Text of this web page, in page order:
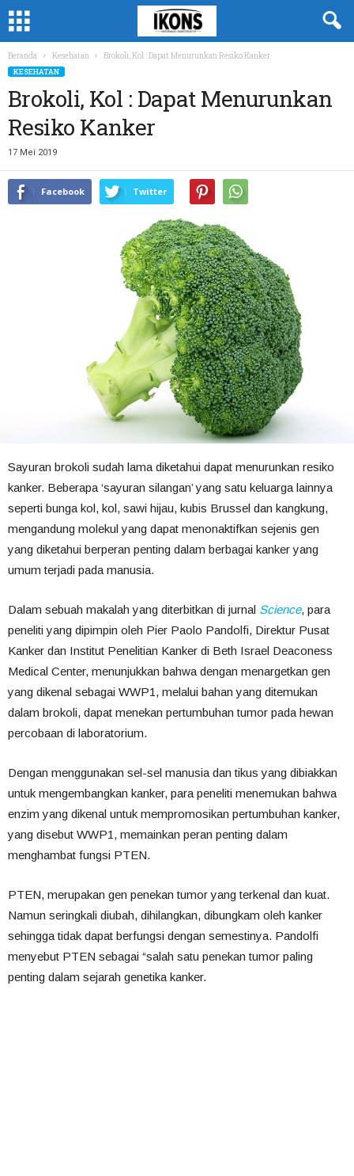
Beranda Kesehatan Brokoli, Kol : Dapat Menurunkan Resiko Kanker
KESEHATAN
Brokoli, Kol : Dapat Menurunkan
Resiko Kanker
17 Mei 2019
Facebook Twitter
Sayuran brokoli sudah lama diketahui dapat menurunkan resiko
kanker. Beberapa ‘sayuran silangan’ yang satu keluarga lainnya
seperti bunga kol, kol, sawi hijau, kubis Brussel dan kangkung,
mengandung molekul yang dapat menonaktifkan sejenis gen
yang diketahui berperan penting dalam berbagai kanker yang
umum terjadi pada manusia.
Dalam sebuah makalah yang diterbitkan di jurnal Science, para
peneliti yang dipimpin oleh Pier Paolo Pandolfi, Direktur Pusat
Kanker dan Institut Penelitian Kanker di Beth Israel Deaconess
Medical Center, menunjukkan bahwa dengan menargetkan gen
yang dikenal sebagai WWP1, melalui bahan yang ditemukan
dalam brokoli, dapat menekan pertumbuhan tumor pada hewan
percobaan di laboratorium.
Dengan menggunakan sel-sel manusia dan tikus yang dibiakkan
untuk mengembangkan kanker, para peneliti menemukan bahwa
enzim yang dikenal untuk mempromosikan pertumbuhan kanker,
yang disebut WWP1, memainkan peran penting dalam
menghambat fungsi PTEN.
PTEN, merupakan gen penekan tumor yang terkenal dan kuat.
Namun seringkali diubah, dihilangkan, dibungkam oleh kanker
sehingga tidak dapat berfungsi dengan semestinya. Pandolfi
menyebut PTEN sebagai “salah satu penekan tumor paling
penting dalam sejarah genetika kanker.